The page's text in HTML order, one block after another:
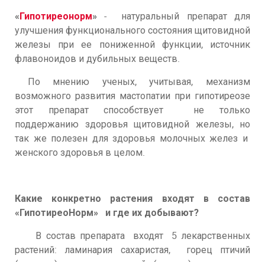
«Гипотиреонорм» - натуральный препарат для
улучшения функционального состояния щитовидной
железы при ее пониженной функции, источник
флавоноидов и дубильных веществ.
По мнению ученых, учитывая, механизм
возможного развития мастопатии при гипотиреозе
этот препарат способствует не только
поддержанию здоровья щитовидной железы, но
так же полезен для здоровья молочных желез и
женского здоровья в целом.
Какие конкретно растения входят в состав
«ГипотиреоНорм» и где их добывают?
В состав препарата входят 5 лекарственных
растений: ламинария сахаристая, горец птичий